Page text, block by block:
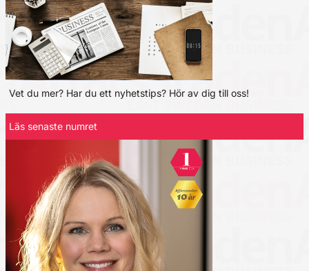
Vet du mer? Har du ett nyhetstips? Hör av dig till oss!
Läs senaste numret